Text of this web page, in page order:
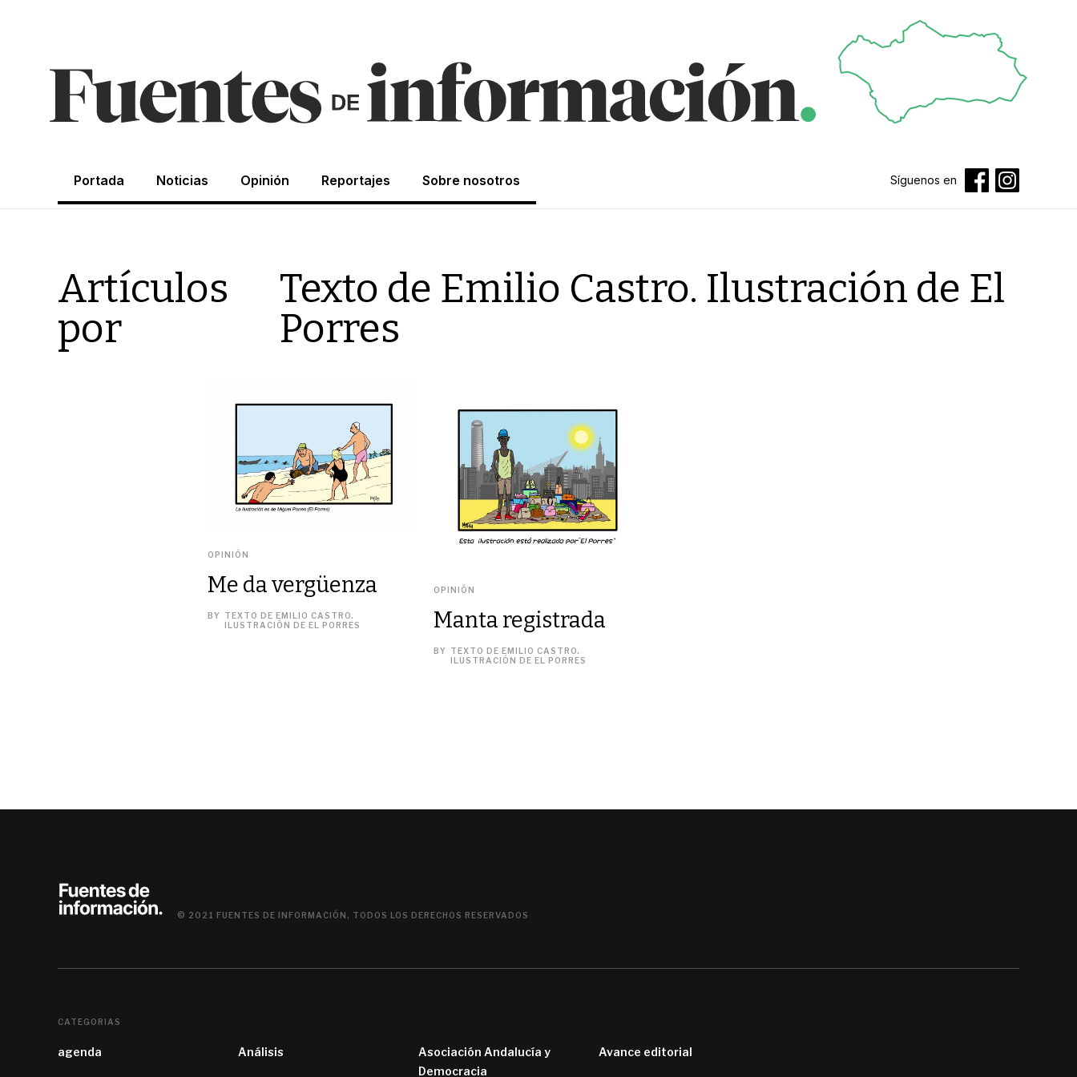
Portada Noticias Opinión Reportajes Sobre nosotros Síguenos en
Artículos
por
Texto de Emilio Castro. Ilustración de El
Porres
OPINIÓN
Me da vergüenza
BY TEXTO DE EMILIO CASTRO.
ILUSTRACIÓN DE EL PORRES
OPINIÓN
Manta registrada
BY TEXTO DE EMILIO CASTRO.
ILUSTRACIÓN DE EL PORRES
© 2021 FUENTES DE INFORMACIÓN, TODOS LOS DERECHOS RESERVADOS
CATEGORIAS
agenda Análisis
Asociación Andalucía y
Democracia
Avance editorial